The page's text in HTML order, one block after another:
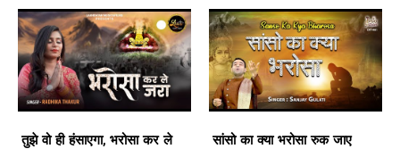
तुझे वो ही हंसाएगा, भरोसा कर ले
सांसो का क्या भरोसा रुक जाए